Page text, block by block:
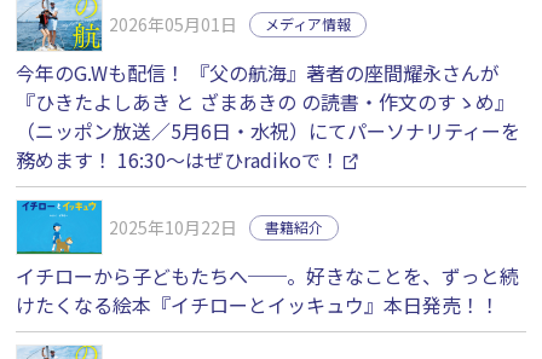
2026年05月01日 メディア情報
今年のG.Wも配信！ 『父の航海』著者の座間耀永さんが
『ひきたよしあき と ざまあきの の読書・作文のすゝめ』
（ニッポン放送／5月6日・水祝）にてパーソナリティーを
務めます！ 16:30〜はぜひradikoで！
2025年10月22日 書籍紹介
イチローから子どもたちへ──。好きなことを、ずっと続
けたくなる絵本『イチローとイッキュウ』本日発売！！